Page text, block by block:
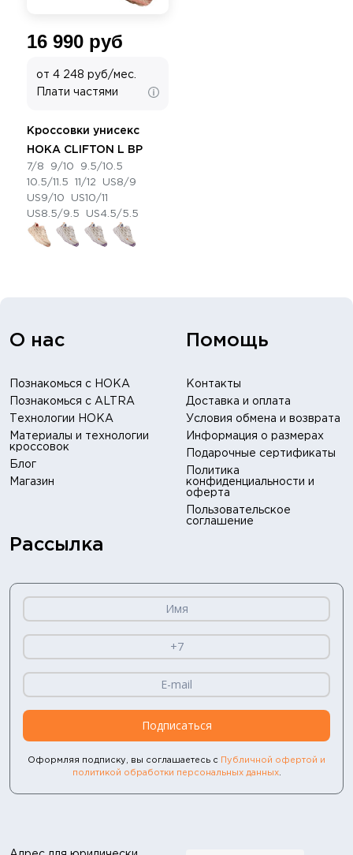
16 990 руб
от 4 248 руб/мес.
Плати частями
Кроссовки унисекc
HOKA CLIFTON L BP
7/8 9/10
9.5/10.5
10.5/11.5
11/12
US8/9
US9/10
US10/11
US8.5/9.5
US4.5/5.5
О нас
Познакомься с HOKA
Познакомься с ALTRA
Технологии HOKA
Материалы и технологии
кроссовок
Блог
Магазин
Помощь
Контакты
Доставка и оплата
Условия обмена и возврата
Информация о размерах
Подарочные сертификаты
Политика
конфиденциальности и
оферта
Пользовательское
соглашение
Рассылка
Подписаться
Оформляя подписку, вы соглашаетесь с
Публичной офертой и
политикой обработки персональных данных.